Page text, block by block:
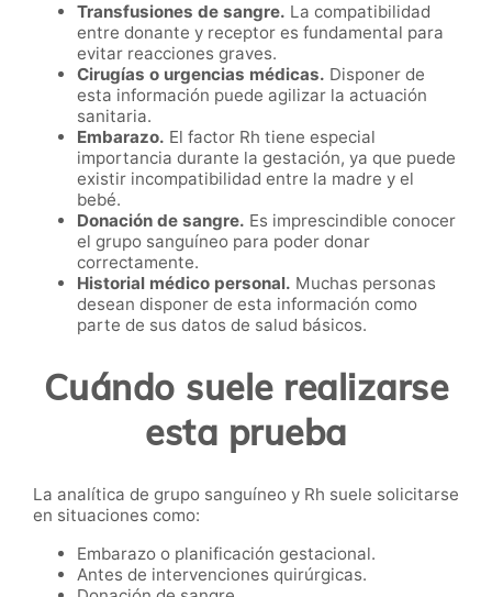
Transfusiones de sangre. La compatibilidad
entre donante y receptor es fundamental para
evitar reacciones graves.
Cirugías o urgencias médicas. Disponer de
esta información puede agilizar la actuación
sanitaria.
Embarazo. El factor Rh tiene especial
importancia durante la gestación, ya que puede
existir incompatibilidad entre la madre y el
bebé.
Donación de sangre. Es imprescindible conocer
el grupo sanguíneo para poder donar
correctamente.
Historial médico personal. Muchas personas
desean disponer de esta información como
parte de sus datos de salud básicos.
Cuándo suele realizarse
esta prueba
La analítica de grupo sanguíneo y Rh suele solicitarse
en situaciones como:
Embarazo o planificación gestacional.
Antes de intervenciones quirúrgicas.